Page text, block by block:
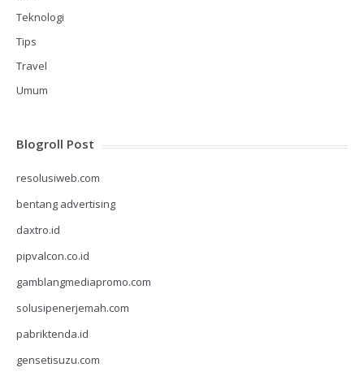
Teknologi
Tips
Travel
Umum
Blogroll Post
resolusiweb.com
bentang advertising
daxtro.id
pipvalcon.co.id
gamblangmediapromo.com
solusipenerjemah.com
pabriktenda.id
gensetisuzu.com